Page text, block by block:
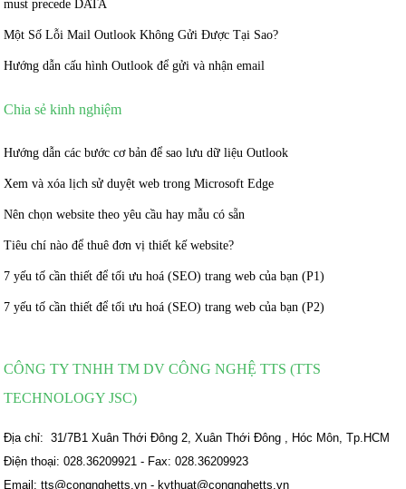
must precede DATA
Một Số Lỗi Mail Outlook Không Gửi Được Tại Sao?
Hướng dẫn cấu hình Outlook để gửi và nhận email
Chia sẻ kinh nghiệm
Hướng dẫn các bước cơ bản để sao lưu dữ liệu Outlook
Xem và xóa lịch sử duyệt web trong Microsoft Edge
Nên chọn website theo yêu cầu hay mẫu có sẵn
Tiêu chí nào để thuê đơn vị thiết kế website?
7 yếu tố cần thiết để tối ưu hoá (SEO) trang web của bạn (P1)
7 yếu tố cần thiết để tối ưu hoá (SEO) trang web của bạn (P2)
CÔNG TY TNHH TM DV CÔNG NGHỆ TTS (TTS
TECHNOLOGY JSC)
Địa chỉ: 31/7B1 Xuân Thới Đông 2, Xuân Thới Đông , Hóc Môn, Tp.HCM
Điện thoại: 028.36209921 - Fax: 028.36209923
Email: tts@congnghetts.vn - kythuat@congnghetts.vn